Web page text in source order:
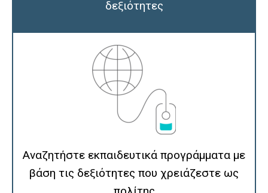
δεξιότητες
Αναζητήστε εκπαιδευτικά προγράμματα με
βάση τις δεξιότητες που χρειάζεστε ως